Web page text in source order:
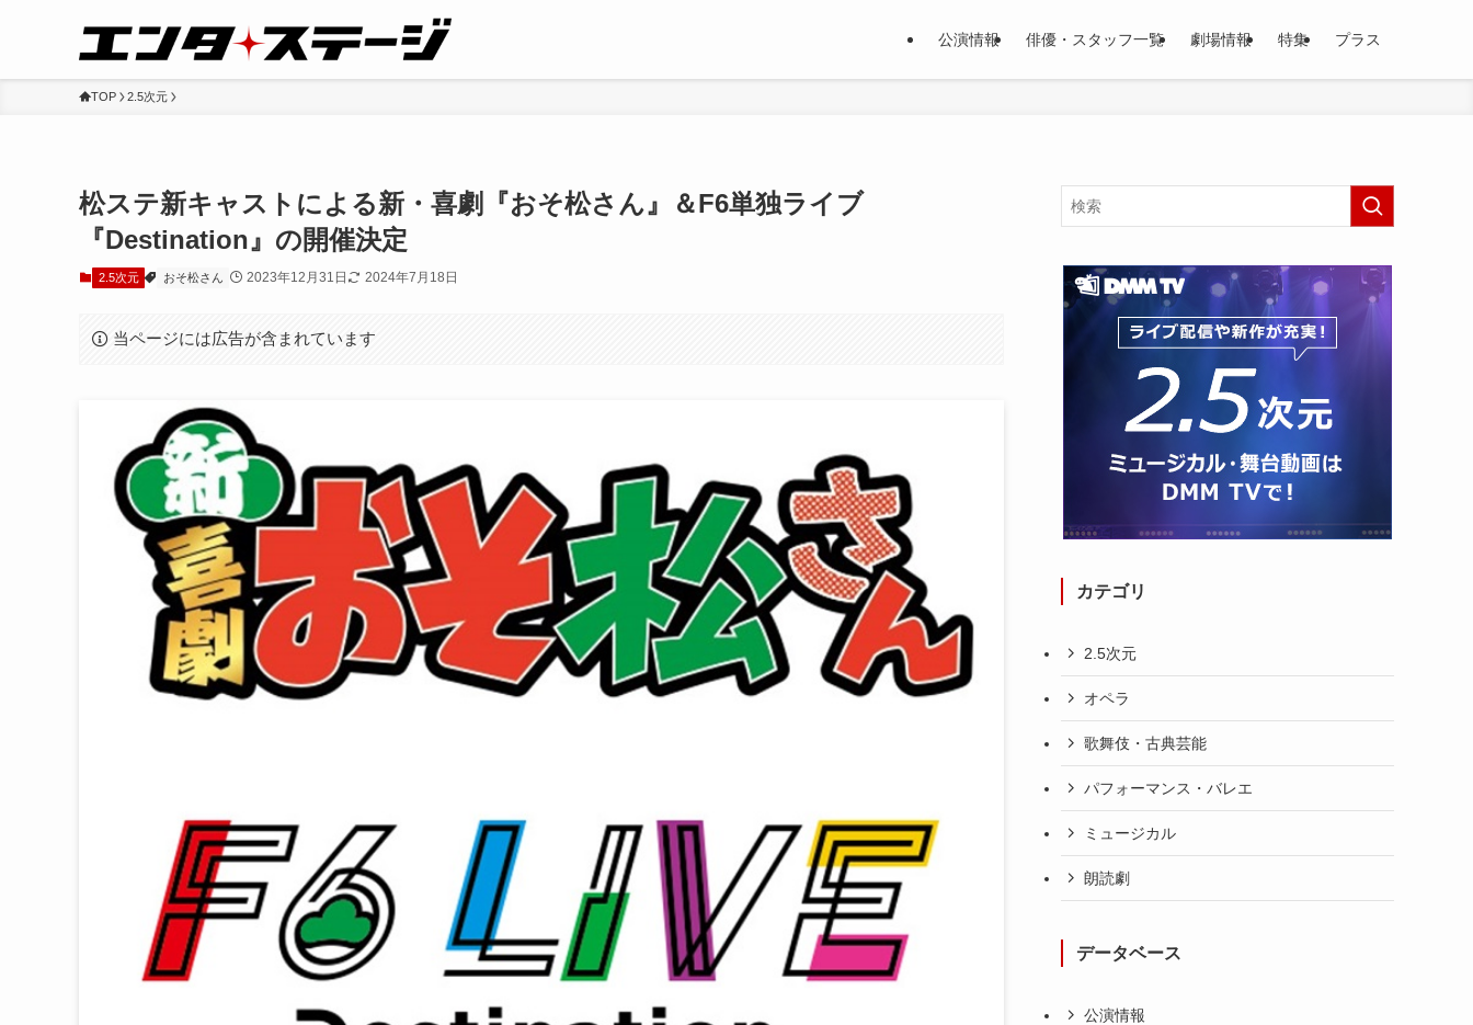
公演情報 俳優・スタッフ一覧 劇場情報 特集 プラス
TOP 2.5次元
松ステ新キャストによる新・喜劇『おそ松さん』＆F6単独ライブ
『Destination』の開催決定
2.5次元 おそ松さん 2023年12月31日 2024年7月18日
当ページには広告が含まれています
カテゴリ
2.5次元
オペラ
歌舞伎・古典芸能
パフォーマンス・バレエ
ミュージカル
朗読劇
データベース
公演情報